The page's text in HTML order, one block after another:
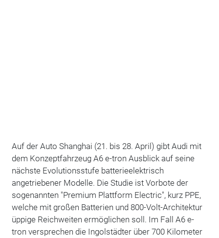
Auf der Auto Shanghai (21. bis 28. April) gibt Audi mit
dem Konzeptfahrzeug A6 e-tron Ausblick auf seine
nächste Evolutionsstufe batterieelektrisch
angetriebener Modelle. Die Studie ist Vorbote der
sogenannten "Premium Plattform Electric", kurz PPE,
welche mit großen Batterien und 800-Volt-Architektur
üppige Reichweiten ermöglichen soll. Im Fall A6 e-
tron versprechen die Ingolstädter über 700 Kilometer